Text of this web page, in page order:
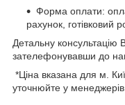
Форма оплати:
рахунок, готівковий
Детальну
зателефонувавши до
*Ціна вказана для м.
уточнюйте у